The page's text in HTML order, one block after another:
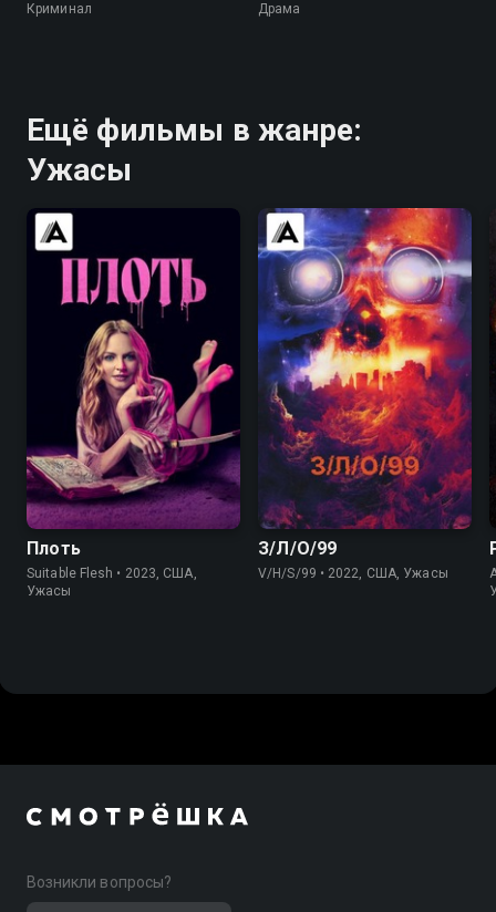
Криминал
Драма
Ещё фильмы в жанре:
Ужасы
5.7 5.3
Плоть
Suitable Flesh • 2023, США,
Ужасы
5.5 5.2
З/Л/О/99
V/H/S/99 • 2022, США, Ужасы
Возникли вопросы?